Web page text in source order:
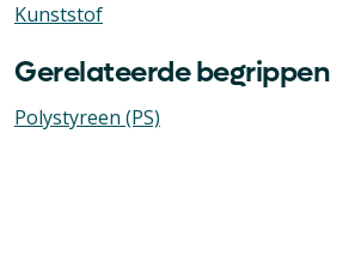
Kunststof
Gerelateerde begrippen
Polystyreen (PS)